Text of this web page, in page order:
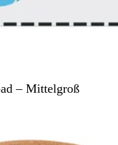
– Mittelgroß